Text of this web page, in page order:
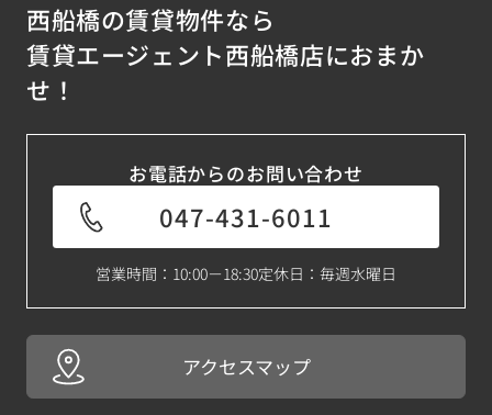
西船橋の賃貸物件なら
賃貸エージェント西船橋店におまか
せ！
お電話からのお問い合わせ
047-431-6011
営業時間：10:00－18:30定休日：毎週水曜日
アクセスマップ